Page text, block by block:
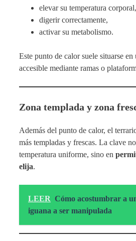
elevar su temperatura corporal,
digerir correctamente,
activar su metabolismo.
Este punto de calor suele situarse en
accesible mediante ramas o
Zona templada y zona
Además del punto de calor, el
más templadas y frescas. La clave
temperatura uniforme, sino en
elija.
LEER Cómo acostumbrar a
iguana a ser manipulada